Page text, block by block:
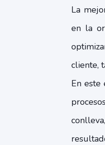
La
en la
cliente,
En este